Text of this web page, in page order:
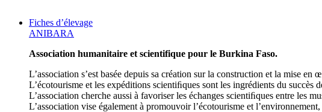
Fiches d’élevage
ANIBARA
Association humanitaire et scientifique pour le Burkina Faso.
L’association s’est basée depuis sa création sur la construction et la mise
L’écotourisme et les expéditions scientiﬁques sont les ingrédients du succès
L’association cherche aussi à favoriser les échanges scientiﬁques entre les
L’association vise également à promouvoir l’écotourisme et